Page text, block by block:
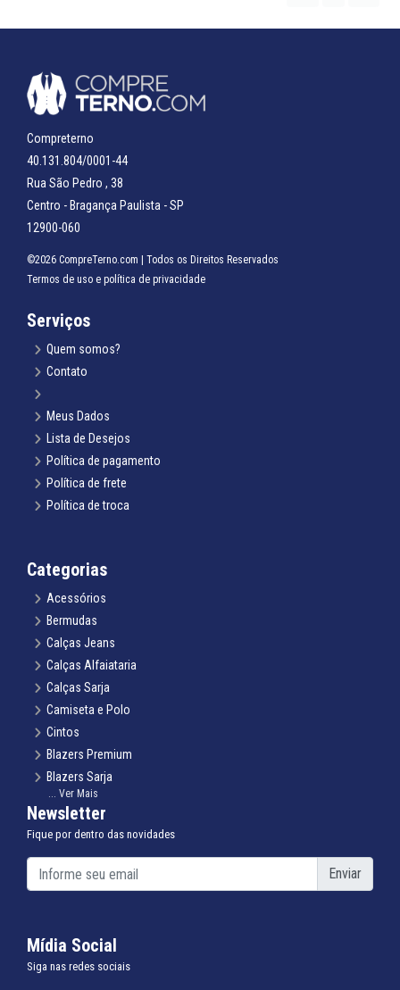
Compreterno
40.131.804/0001-44
Rua São Pedro , 38
Centro - Bragança Paulista - SP
12900-060
©2026 CompreTerno.com | Todos os Direitos Reservados
Termos de uso e política de privacidade
Serviços
Quem somos?
Contato
Meus Dados
Lista de Desejos
Política de pagamento
Política de frete
Política de troca
Categorias
Acessórios
Bermudas
Calças Jeans
Calças Alfaiataria
Calças Sarja
Camiseta e Polo
Cintos
Blazers Premium
Blazers Sarja
Coletes Alfaiataria
Gravatas Tradicional e Slim
Infantil Terno Infantil
Infantil Blazer Infantil
Infantil Camisa Infantil
Infantil Gravata Infantil
... Ver Mais
Newsletter
Fique por dentro das novidades
Enviar
Mídia Social
Siga nas redes sociais